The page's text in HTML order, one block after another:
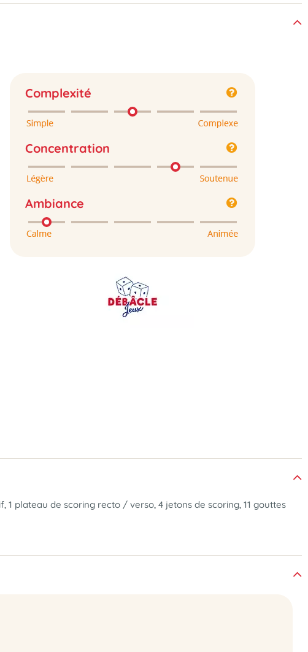
Complexité
Concentration
Ambiance
plateau de scoring recto / verso, 4 jetons de scoring, 11 gouttes